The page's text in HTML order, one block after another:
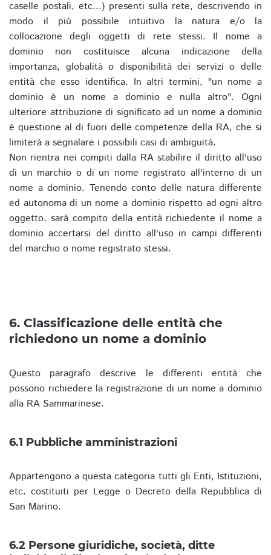
caselle postali, etc...) presenti sulla rete, descrivendo in
modo il più possibile intuitivo la natura e/o la
collocazione degli oggetti di rete stessi. Il nome a
dominio non costituisce alcuna indicazione della
importanza, globalità o disponibilità dei servizi o delle
entità che esso identifica. In altri termini, "un nome a
dominio è un nome a dominio e nulla altro". Ogni
ulteriore attribuzione di significato ad un nome a dominio
è questione al di fuori delle competenze della RA, che si
limiterà a segnalare i possibili casi di ambiguità.
Non rientra nei compiti dalla RA stabilire il diritto all'uso
di un marchio o di un nome registrato all'interno di un
nome a dominio. Tenendo conto delle natura differente
ed autonoma di un nome a dominio rispetto ad ogni altro
oggetto, sarà compito della entità richiedente il nome a
dominio accertarsi del diritto all'uso in campi differenti
del marchio o nome registrato stessi.
6. Classificazione delle entità che
richiedono un nome a dominio
Questo paragrafo descrive le differenti entità che
possono richiedere la registrazione di un nome a dominio
alla RA Sammarinese.
6.1 Pubbliche amministrazioni
Appartengono a questa categoria tutti gli Enti, Istituzioni,
etc. costituiti per Legge o Decreto della Repubblica di
San Marino.
6.2 Persone giuridiche, società, ditte